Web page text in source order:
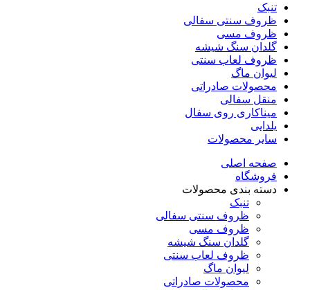
تنبک
ظروف سنتی سفالی
ظروف مسی
گلدان سنگ شیشه
ظروف لعاب سنتی
لیوان ماگ
محصولات صادراتی
منقل سفالی
میناکاری روی سفال
یلدایی
سایر محصولات
صفحه اصلی
فروشگاه
دسته بندی محصولات
تنبک
ظروف سنتی سفالی
ظروف مسی
گلدان سنگ شیشه
ظروف لعاب سنتی
لیوان ماگ
محصولات صادراتی